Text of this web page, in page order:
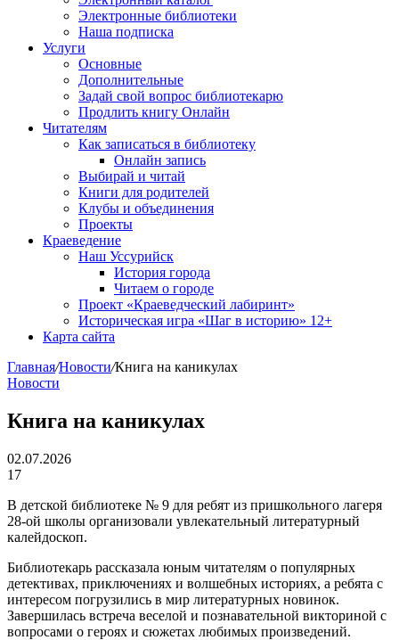
Электронные библиотеки
Наша подписка
Услуги
Основные
Дополнительные
Задай свой вопрос библиотекарю
Продлить книгу Онлайн
Читателям
Как записаться в библиотеку
Онлайн запись
Выбирай и читай
Книги для родителей
Клубы и объединения
Проекты
Краеведение
Наш Уссурийск
История города
Читаем о городе
Проект «Краеведческий лабиринт»
Историческая игра «Шаг в историю» 12+
Карта сайта
Главная/Новости/Книга на каникулах
Новости
Книга на каникулах
02.07.2026
17
В детской библиотеке № 9 для ребят из пришкольного лагеря
28-ой школы организовали увлекательный литературный
калейдоскоп.
Библиотекарь рассказала юным читателям о популярных
детективах, приключениях и волшебных историях, а ребята с
интересом погрузились в мир литературных новинок.
Завершилась встреча веселой и познавательной викториной с
вопросами о героях и сюжетах любимых произведений.